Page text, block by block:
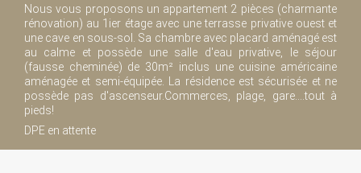
Nous vous proposons un appartement 2 pièces (charmante
rénovation) au 1ier étage avec une terrasse privative ouest et
une cave en sous-sol. Sa chambre avec placard aménagé est
au calme et possède une salle d'eau privative, le séjour
(fausse cheminée) de 30m² inclus une cuisine américaine
aménagée et semi-équipée. La résidence est sécurisée et ne
possède pas d'ascenseur.Commerces, plage, gare....tout à
pieds!
DPE en attente